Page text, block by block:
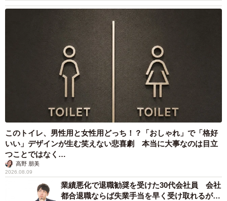
このトイレ、男性用と女性用どっち！？「おしゃれ」で「格好
いい」デザインが生む笑えない悲喜劇 本当に大事なのは目立
つことではなく…
高野 朋美
2026.08.09
業績悪化で退職勧奨を受けた30代会社員 会社
都合退職ならば失業手当を早く受け取れるが…